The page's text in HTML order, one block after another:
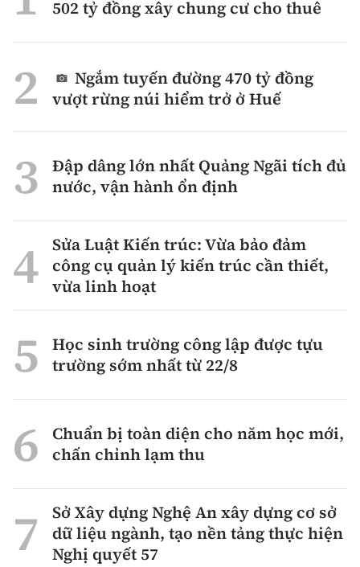
502 tỷ đồng xây chung cư cho thuê
Ngắm tuyến đường 470 tỷ đồng
vượt rừng núi hiểm trở ở Huế
Đập dâng lớn nhất Quảng Ngãi tích đủ
nước, vận hành ổn định
Sửa Luật Kiến trúc: Vừa bảo đảm
công cụ quản lý kiến trúc cần thiết,
vừa linh hoạt
Học sinh trường công lập được tựu
trường sớm nhất từ 22/8
Chuẩn bị toàn diện cho năm học mới,
chấn chỉnh lạm thu
Sở Xây dựng Nghệ An xây dựng cơ sở
dữ liệu ngành, tạo nền tảng thực hiện
Nghị quyết 57